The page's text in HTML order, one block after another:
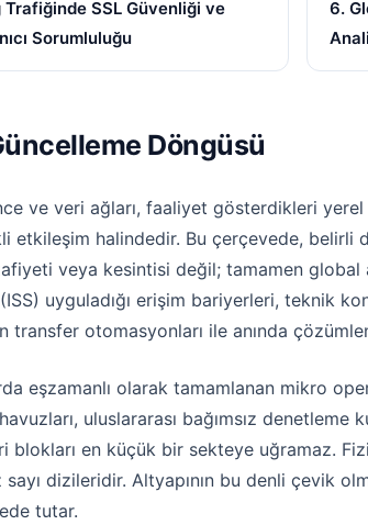
Trafiğinde SSL Güvenliği ve
Sorumluluğu
6.
Döngüsü
ve veri ağları, faaliyet gösterdikleri
halindedir. Bu çerçevede, belirli
veya kesintisi değil; tamamen global
uyguladığı erişim bariyerleri, teknik
transfer otomasyonları ile anında
eşzamanlı olarak tamamlanan mikro
uluslararası bağımsız denetleme
blokları en küçük bir sekteye uğramaz.
sayı dizileridir. Altyapının bu denli çevik
tutar.